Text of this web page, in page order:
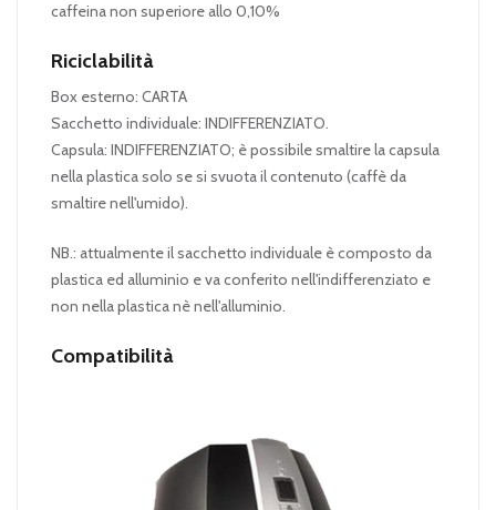
caffeina non superiore allo 0,10%
Riciclabilità
Box esterno: CARTA
Sacchetto individuale: INDIFFERENZIATO.
Capsula: INDIFFERENZIATO; è possibile smaltire la capsula
nella plastica solo se si svuota il contenuto (caffè da
smaltire nell'umido).
NB.: attualmente il sacchetto individuale è composto da
plastica ed alluminio e va conferito nell'indifferenziato e
non nella plastica nè nell'alluminio.
Compatibilità